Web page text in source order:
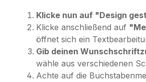
Klicke nun auf "Design
Klicke anschließend auf
öffnet sich ein
Gib deinen
wähle aus verschiedenen
Achte auf die